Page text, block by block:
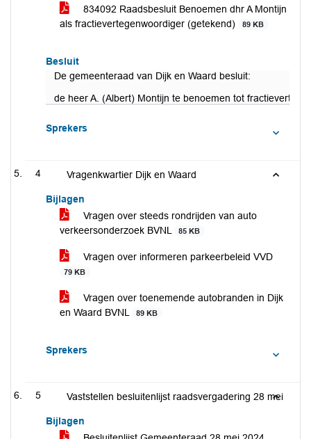
834092 Raadsbesluit Benoemen dhr A Montijn
als fractievertegenwoordiger (getekend)
89 KB
Besluit
De gemeenteraad van Dijk en Waard besluit:
de heer A. (Albert) Montijn te benoemen tot
Sprekers
4 Vragenkwartier Dijk en Waard
Bijlagen
Vragen over steeds rondrijden van auto
verkeersonderzoek BVNL
85 KB
Vragen over informeren parkeerbeleid VVD
79 KB
Vragen over toenemende autobranden in Dijk
en Waard BVNL
89 KB
Sprekers
5 Vaststellen besluitenlijst raadsvergadering 28 mei
Bijlagen